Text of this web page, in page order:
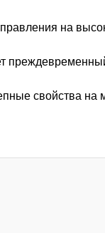
на
свойства на